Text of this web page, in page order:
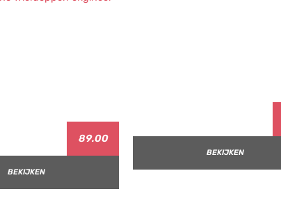
89.00
BEKIJKEN
BEKIJKEN